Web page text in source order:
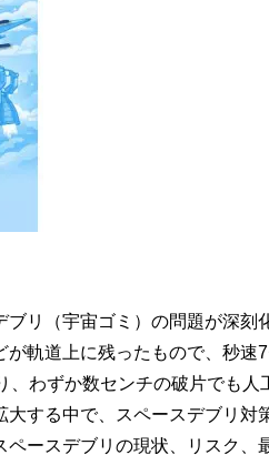
リ（宇宙ゴミ）の問題が深刻
軌道上に残ったもので、秒速
わずか数センチの破片でも人
する中で、スペースデブリ対
ースデブリの現状、リスク、